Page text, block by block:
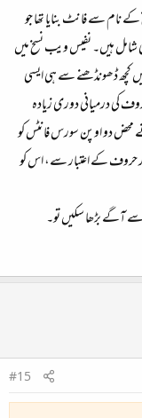
کے نام سے فانٹ بنایا تھا جو
شامل ہیں۔ نفیس ویب نسخ میں
کچھ ڈھونڈھنے سے ہی ایسی
کی درمیانی دوری زیادہ
دو اوپن سورس فانٹس کو
حروف کے اعتبار سے، اس کو
اسے آگے بڑھا سکیں تو۔
#15